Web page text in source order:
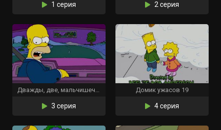
1 серия 2 серия
Дважды, две, мальчишечьи проблемы
3 серия
Домик ужасов 19
4 серия